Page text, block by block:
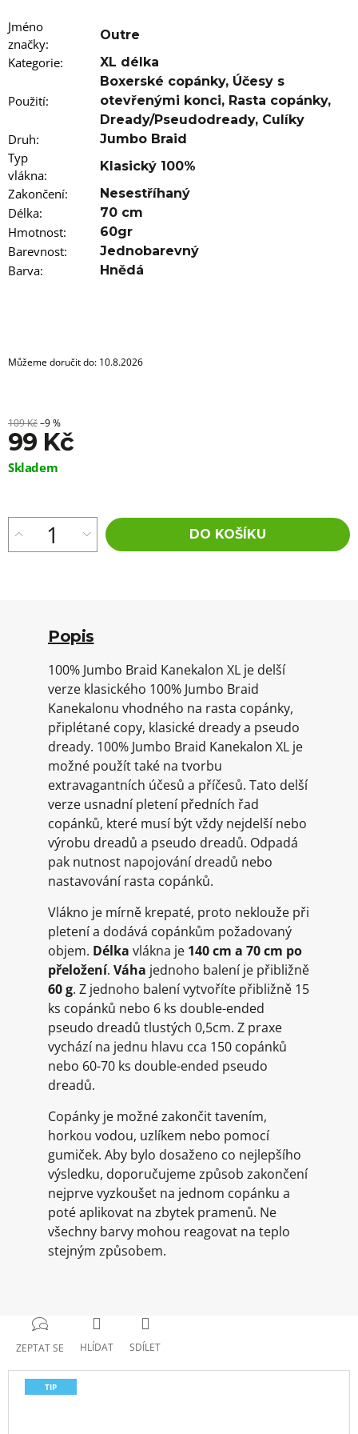
Jméno
značky:
Outre
Kategorie: XL délka
Použití:
Boxerské copánky, Účesy s
otevřenými konci, Rasta copánky,
Dready/Pseudodready, Culíky
Druh: Jumbo Braid
Typ
vlákna:
Klasický 100%
Zakončení: Nesestříhaný
Délka: 70 cm
Hmotnost: 60gr
Barevnost: Jednobarevný
Barva: Hnědá
Můžeme doručit do: 10.8.2026
109 Kč–9 %
99 Kč
Měrná
Skladem
DO KOŠÍKU
Popis
100% Jumbo Braid Kanekalon XL je delší
verze klasického 100% Jumbo Braid
Kanekalonu vhodného na rasta copánky,
připlétané copy, klasické dready a pseudo
dready. 100% Jumbo Braid Kanekalon XL je
možné použít také na tvorbu
extravagantních účesů a příčesů. Tato delší
verze usnadní pletení předních řad
copánků, které musí být vždy nejdelší nebo
výrobu dreadů a pseudo dreadů. Odpadá
pak nutnost napojování dreadů nebo
nastavování rasta copánků.
Vlákno je mírně krepaté, proto neklouže při
pletení a dodává copánkům požadovaný
objem. Délka vlákna je 140 cm a 70 cm po
přeložení. Váha jednoho balení je přibližně
60 g. Z jednoho balení vytvoříte přibližně 15
ks copánků nebo 6 ks double-ended
pseudo dreadů tlustých 0,5cm. Z praxe
vychází na jednu hlavu cca 150 copánků
nebo 60-70 ks double-ended pseudo
dreadů.
Copánky je možné zakončit tavením,
horkou vodou, uzlíkem nebo pomocí
gumiček. Aby bylo dosaženo co nejlepšího
výsledku, doporučujeme způsob zakončení
nejprve vyzkoušet na jednom copánku a
poté aplikovat na zbytek pramenů. Ne
všechny barvy mohou reagovat na teplo
stejným způsobem.
ZEPTAT SE HLÍDAT SDÍLET
TIP
e
m
e
100%
JUMBO
KANEKALON
SUPERBRAID
99
Kč
Původně:
149
Kč